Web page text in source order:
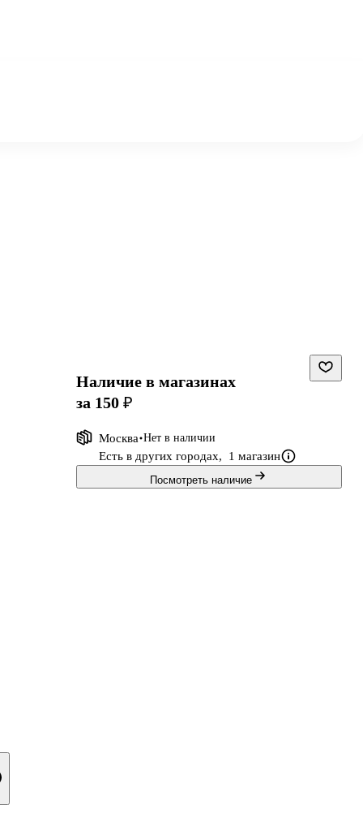
Наличие в магазинах
за 150 ₽
Москва Нет в наличии
Есть в других городах, 1 магазин
Посмотреть наличие